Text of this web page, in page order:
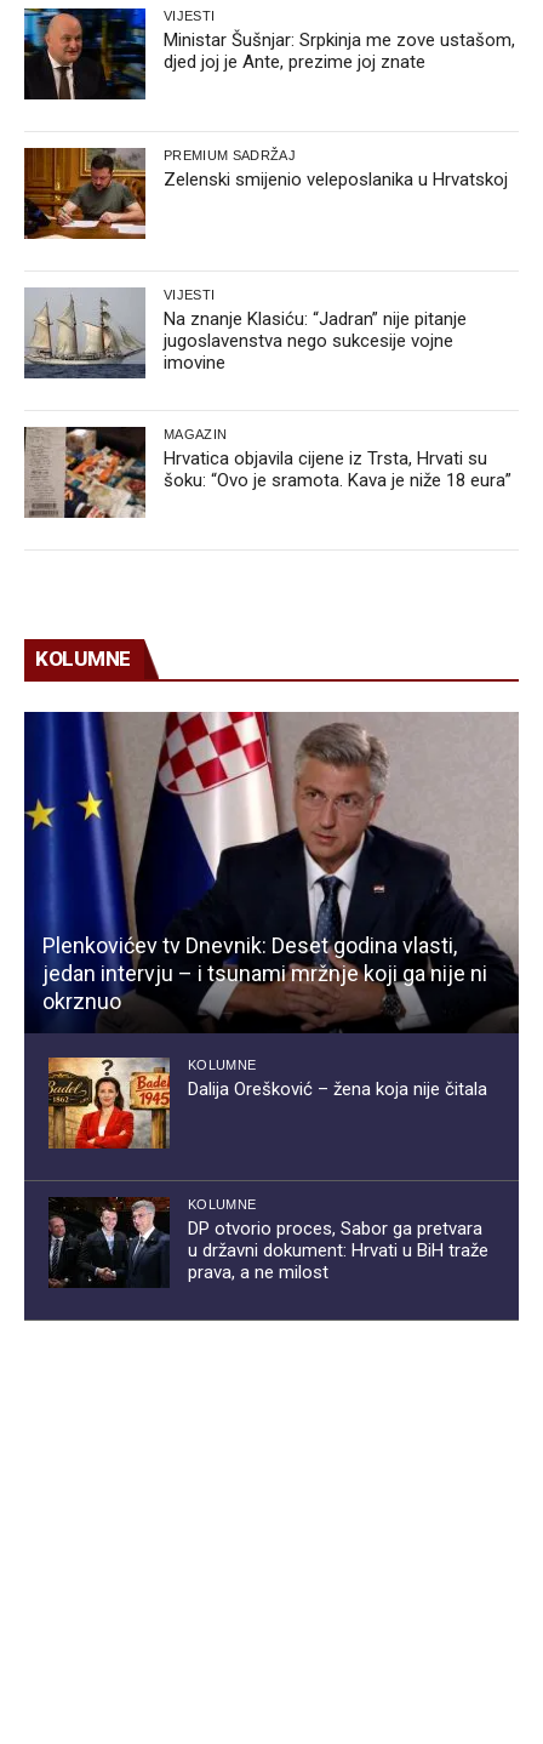
VIJESTI
Ministar Šušnjar: Srpkinja me zove ustašom,
djed joj je Ante, prezime joj znate
PREMIUM SADRŽAJ
Zelenski smijenio veleposlanika u Hrvatskoj
VIJESTI
Na znanje Klasiću: “Jadran” nije pitanje
jugoslavenstva nego sukcesije vojne
imovine
MAGAZIN
Hrvatica objavila cijene iz Trsta, Hrvati su
šoku: “Ovo je sramota. Kava je niže 18 eura”
KOLUMNE
Plenkovićev tv Dnevnik: Deset godina vlasti,
jedan intervju – i tsunami mržnje koji ga nije ni
okrznuo
KOLUMNE
Dalija Orešković – žena koja nije čitala
KOLUMNE
DP otvorio proces, Sabor ga pretvara
u državni dokument: Hrvati u BiH traže
prava, a ne milost